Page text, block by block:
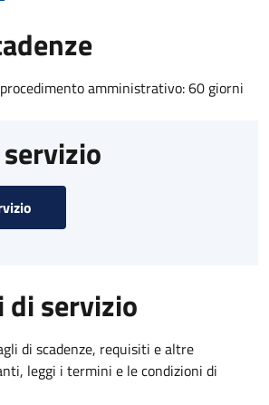
amministrativo: 60 giorni
di servizio
di scadenze, requisiti e altre
leggi i termini e le condizioni di